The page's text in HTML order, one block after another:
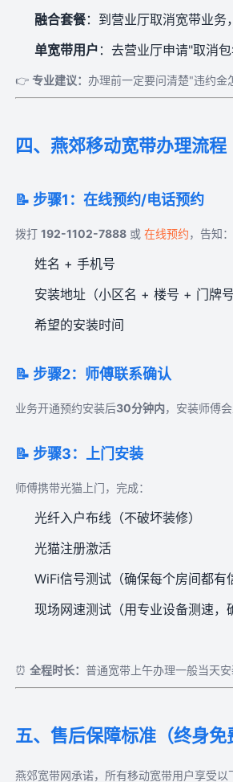
融合套餐：到营业厅取消宽带业
单宽带用户 ：去营业厅申请"取消
👉 专业建议： 办理前一定要问清楚"违约金
四、燕郊移动宽带办理流程
📝 步骤1：在线预约/电话预约
拨打 192-1102-7888 或 在线预约，告知：
姓名 + 手机号
安装地址（小区名 + 楼号 + 门牌号
希望的安装时间
📝 步骤2：师傅联系确认
业务开通预约安装后30分钟内，安装师傅
📝 步骤3：上门安装
师傅携带光猫上门，完成：
光纤入户布线（不破坏装修）
光猫注册激活
WiFi信号测试（确保每个房间都有
现场网速测试（用专业设备测速，
⏰ 全程时长： 普通宽带上午办理一般当天
五、售后保障标准（终身免
燕郊宽带网承诺，所有移动宽带用户享受以